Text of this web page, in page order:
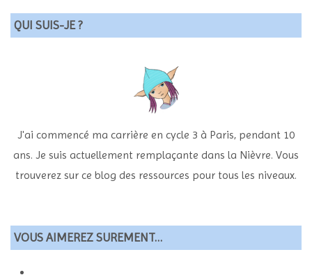
QUI SUIS-JE ?
J'ai commencé ma carrière en cycle 3 à Paris, pendant 10
ans. Je suis actuellement remplaçante dans la Nièvre. Vous
trouverez sur ce blog des ressources pour tous les niveaux.
VOUS AIMEREZ SUREMENT…